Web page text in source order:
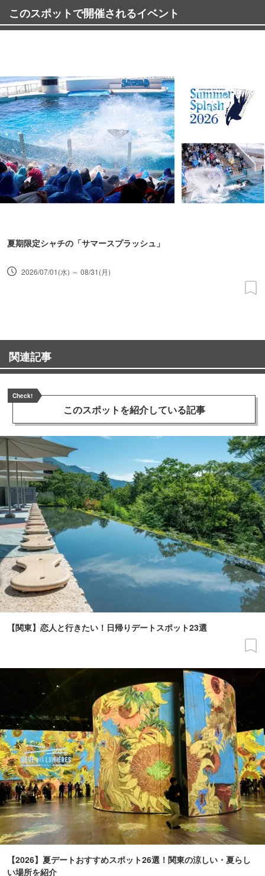
このスポットで開催されるイベント
夏期限定シャチの「サマースプラッシュ」
2026/07/01(水) ～ 08/31(月)
関連記事
Check!
このスポットを紹介している記事
【関東】恋人と行きたい！日帰りデートスポット23選
【2026】夏デートおすすめスポット26選！関東の涼しい・夏らし
い場所を紹介